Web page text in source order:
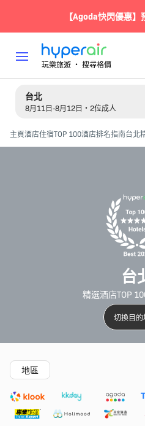
【Agoda快閃優惠
玩樂旅遊 ‧ 搜尋格價
台北
8月11日-8月12日・2位成人
主頁酒店住宿TOP 100酒店排名指南台北
台
精選酒店TOP
切換目的
精選酒店
地區